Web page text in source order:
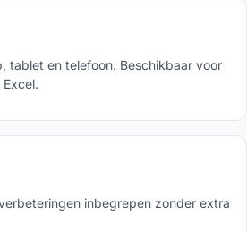
tablet en telefoon. Beschikbaar voor
inbegrepen zonder extra